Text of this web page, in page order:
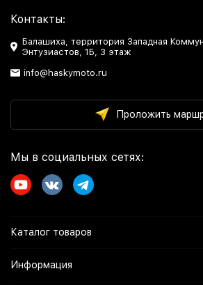
Контакты:
Балашиха, территория Западная
Энтузиастов, 1Б, 3 этаж
info@haskymoto.ru
Проложить
Мы в социальных сетях:
Каталог товаров
Информация